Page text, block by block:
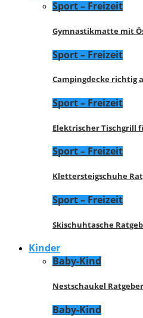
Sport – Freizeit
Gymnastikmatte mit
Sport – Freizeit
Campingdecke richtig
Sport – Freizeit
Elektrischer Tischgrill
Sport – Freizeit
Klettersteigschuhe
Sport – Freizeit
Skischuhtasche
Kinder
Baby-Kind
Nestschaukel
Baby-Kind